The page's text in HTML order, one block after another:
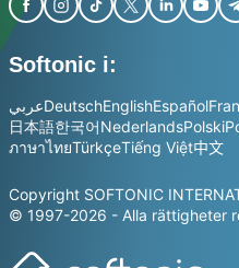
Softonic i:
عربيDeutschEnglishEspañol
日本語한국어NederlandsPolski
ภาษาไทยTürkçeTiếng Việt中文
Copyright SOFTONIC
© 1997-2026 - Alla rättigheter